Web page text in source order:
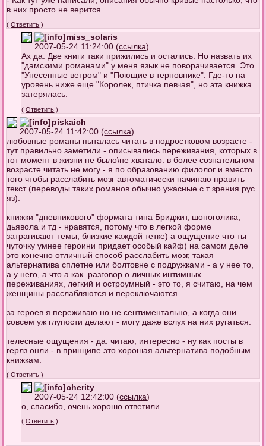
в них просто не верится.
(Ответить )
miss_solaris
2007-05-24 11:24:00 (ссылка)
Ах да. Две книги таки прижились и остались. Но назвать их
"дамскими романами" у меня язык не поворачивается. Это
"Унесенные ветром" и "Поющие в терновнике". Где-то на
уровень ниже еще "Королек, птичка певчая", но эта книжка
затерялась.
(Ответить )
piskaich
2007-05-24 11:42:00 (ссылка)
любовные романы пыталась читать в подростковом возрасте -
тут правильно заметили - описывались переживания, которых в
тот момент в жизни не было\не хватало. в более сознательном
возрасте читать не могу - я по образованию филолог и вместо
того чтобы расслабить мозг автоматически начинаю править
текст (переводы таких романов обычно ужасные с т зрения рус
яз).
книжки "дневникового" формата типа Бриджит, шопоголика,
дьявола и тд - нравятся, потому что в легкой форме
затрагивают темы, близкие каждой тетке) а ощущение что ты
чуточку умнее героини придает особый кайф) на самом деле
это конечно отличный способ расслабить мозг, такая
альтернатива сплетне или болтовне с подружками - а у нее то,
а у него, а что а как. разговор о личных интимных
переживаниях, легкий и остроумный - это то, я считаю, на чем
женщины расслабляются и переключаются.
за героев я переживаю но не сентиментально, а когда они
совсем уж глупости делают - могу даже вслух на них ругаться.
телесные ощущения - да. читаю, интересно - ну как посты в
герлз онли - в принципе это хорошая альтернатива подобным
книжкам.
(Ответить )
cherity
2007-05-24 12:42:00 (ссылка)
о, спасибо, очень хорошо ответили.
(Ответить )